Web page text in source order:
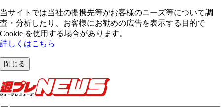
当サイトでは当社の提携先等がお客様のニーズ等について調
査・分析したり、お客様にお勧めの広告を表⽰する⽬的で
Cookie を使⽤する場合があります。
詳しくはこちら
閉じる